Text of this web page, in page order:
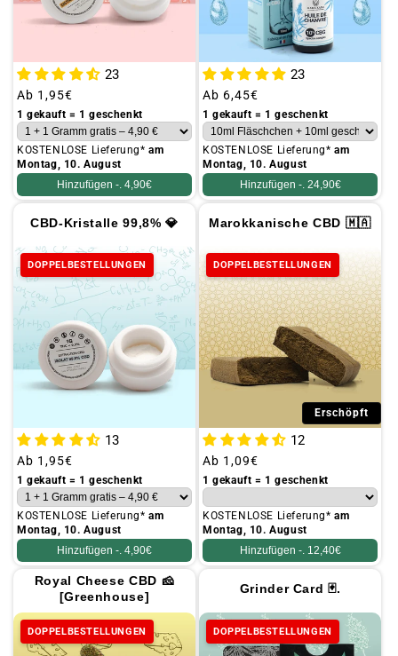
23
Üblicher
Preis
Ab 1,95€
1 gekauft = 1 geschenkt
KOSTENLOSE Lieferung*am
Montag, 10. August
Hinzufügen -. 4,90€
23
Üblicher
Preis
Ab 6,45€
1 gekauft = 1 geschenkt
KOSTENLOSE Lieferung*am
Montag, 10. August
Hinzufügen -. 24,90€
CBD-Kristalle 99,8% 💎
DOPPELBESTELLUNGEN
13
Üblicher
Preis
Ab 1,95€
1 gekauft = 1 geschenkt
KOSTENLOSE Lieferung*am
Montag, 10. August
Hinzufügen -. 4,90€
Marokkanische CBD 🇲🇦
DOPPELBESTELLUNGEN
Erschöpft
12
Üblicher
Preis
Ab 1,09€
1 gekauft = 1 geschenkt
KOSTENLOSE Lieferung*am
Montag, 10. August
Hinzufügen -. 12,40€
Royal Cheese CBD 🧀
[Greenhouse]
DOPPELBESTELLUNGEN
Grinder Card 🃏.
DOPPELBESTELLUNGEN